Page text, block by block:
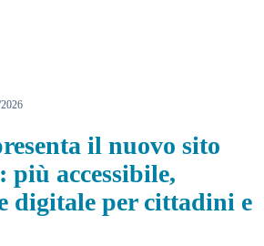
il nuovo sito
più accessibile,
digitale per cittadini e